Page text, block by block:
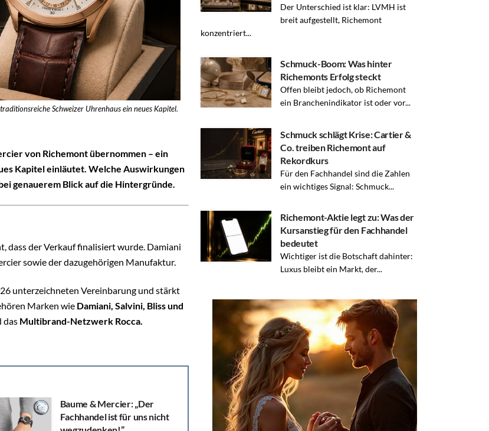
Schweizer Uhrenhaus ein neues Kapitel.
von Richemont übernommen – ein
Kapitel einläutet. Welche Auswirkungen
genauerem Blick auf die Hintergründe.
den Artikel kostenfrei
Sie weiter!
Branchen-News und Insider-Infos als
Der Unterschied ist klar: LVMH ist
breit aufgestellt, Richemont
konzentriert...
Schmuck-Boom: Was hinter
Richemonts Erfolg steckt
Offen bleibt jedoch, ob Richemont
ein Branchenindikator ist oder vor...
Schmuck schlägt Krise: Cartier &
Co. treiben Richemont auf
Rekordkurs
Für den Fachhandel sind die Zahlen
ein wichtiges Signal: Schmuck...
Richemont-Aktie legt zu: Was der
Kursanstieg für den Fachhandel
bedeutet
Wichtiger ist die Botschaft dahinter:
Luxus bleibt ein Markt, der...